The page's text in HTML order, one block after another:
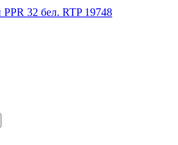
32 бел. RTP 19748